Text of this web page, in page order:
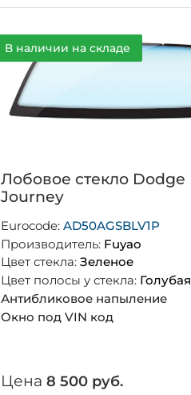
В наличии на складе
Лобовое стекло Dodge
Journey
Eurocode: AD50AGSBLV1P
Производитель: Fuyao
Цвет стекла: Зеленое
Цвет полосы у стекла: Голубая
Антибликовое напыление
Окно под VIN код
Цена 8 500 руб.